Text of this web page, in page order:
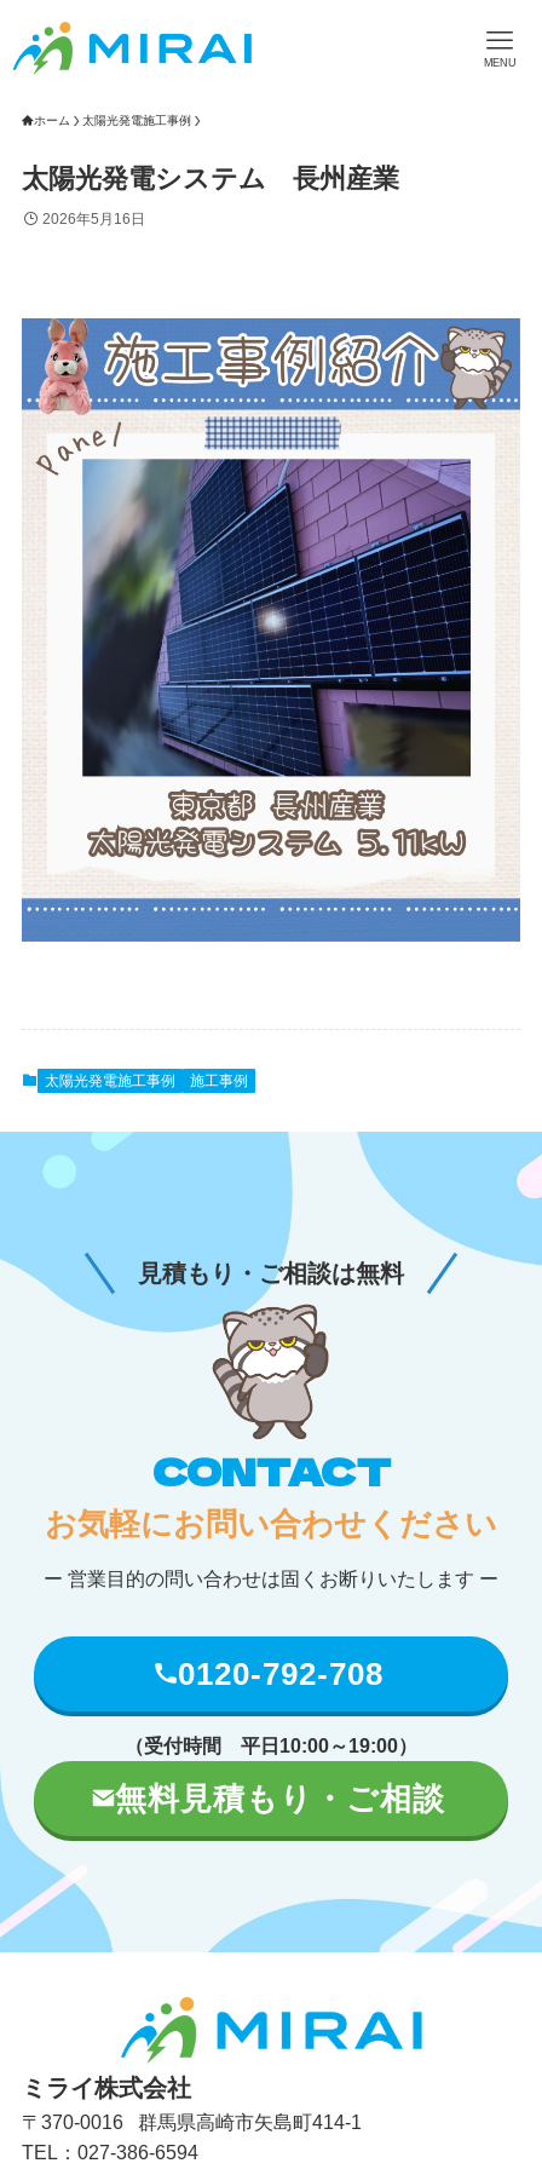
MENU
ホーム 太陽光発電施工事例
太陽光発電システム 長州産業
2026年5月16日
太陽光発電施工事例 施工事例
見積もり・ご相談は無料
CONTACT
お気軽にお問い合わせください
ー 営業目的の問い合わせは固くお断りいたします ー
0120-792-708
（受付時間 平日10:00～19:00）
無料見積もり・ご相談
ミライ株式会社
〒370-0016 群馬県高崎市矢島町414-1
TEL：027-386-6594